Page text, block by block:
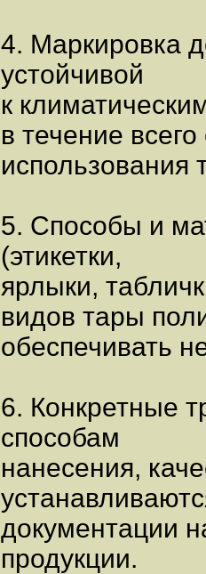
4. Маркировка
устойчивой
к
в течение всего
использования
5. Способы и
(этикетки,
ярлыки,
видов тары
обеспечивать
6. Конкретные
способам
нанесения,
документации
продукции.